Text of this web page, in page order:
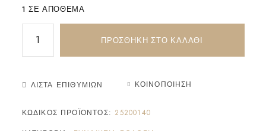
1 ΣΕ ΑΠΌΘΕΜΑ
ΠΡΟΣΘΉΚΗ ΣΤΟ ΚΑΛΆΘΙ
ΛΊΣΤΑ ΕΠΙΘΥΜΙΏΝ ΚΟΙΝΟΠΟΊΗΣΗ
ΚΩΔΙΚΌΣ ΠΡΟΪΌΝΤΟΣ: 25200140